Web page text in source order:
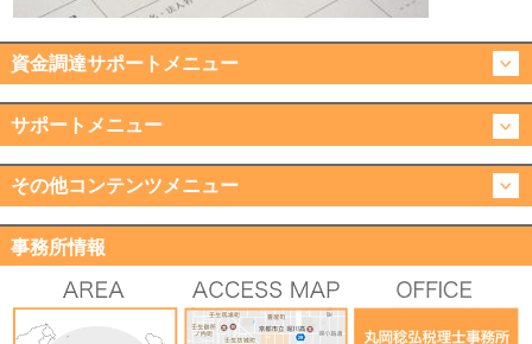
資金調達サポートメニュー
サポートメニュー
その他コンテンツメニュー
事務所情報